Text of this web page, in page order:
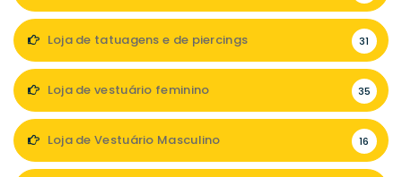
Loja de tatuagens e de piercings 31
Loja de vestuário feminino 35
Loja de Vestuário Masculino 16